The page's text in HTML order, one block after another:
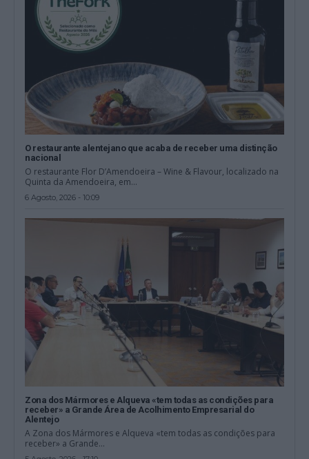
O restaurante alentejano que acaba de receber uma distinção
nacional
O restaurante Flor D’Amendoeira – Wine & Flavour, localizado na
Quinta da Amendoeira, em...
6 Agosto, 2026 - 10:09
Zona dos Mármores e Alqueva «tem todas as condições para
receber» a Grande Área de Acolhimento Empresarial do
Alentejo
A Zona dos Mármores e Alqueva «tem todas as condições para
receber» a Grande...